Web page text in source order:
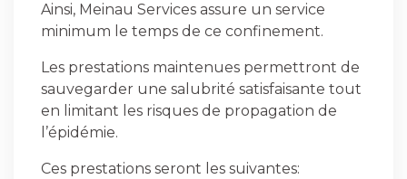
Ainsi, Meinau Services assure un service
minimum le temps de ce confinement.
Les prestations maintenues permettront de
sauvegarder une salubrité satisfaisante tout
en limitant les risques de propagation de
l’épidémie.
Ces prestations seront les suivantes: